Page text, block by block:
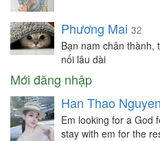
Phương Mai 32
Bạn nam chân thành,
nối lâu dài
Mới đăng nhập
Han Thao Nguyen
Em looking for a God
stay with em for the